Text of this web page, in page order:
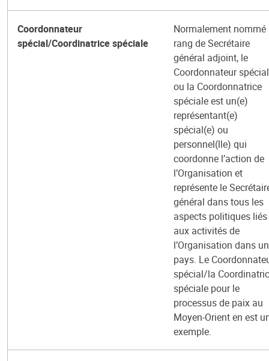
Coordonnateur
spécial/Coordinatrice spéciale
Normalement nommé
rang de Secrétaire
général adjoint, le
Coordonnateur spécial
ou la Coordonnatrice
spéciale est un(e)
représentant(e)
spécial(e) ou
personnel(lle) qui
coordonne l’action de
l’Organisation et
représente le
général dans tous les
aspects politiques liés
aux activités de
l’Organisation dans un
pays. Le
spécial/la
spéciale pour le
processus de paix au
Moyen-Orient en est
exemple.